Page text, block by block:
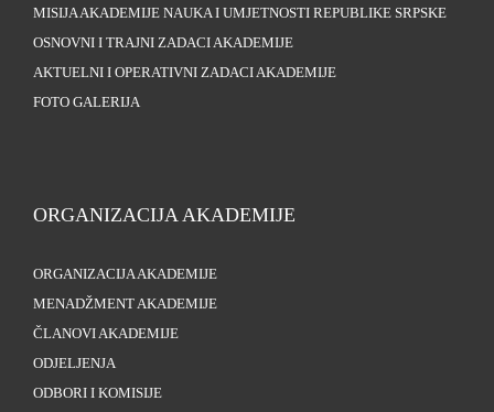
MISIJA AKADEMIJE NAUKA I UMJETNOSTI REPUBLIKE SRPSKE
OSNOVNI I TRAJNI ZADACI AKADEMIJE
AKTUELNI I OPERATIVNI ZADACI AKADEMIJE
FOTO GALERIJA
ORGANIZACIJA AKADEMIJE
ORGANIZACIJA AKADEMIJE
MENADŽMENT AKADEMIJE
ČLANOVI AKADEMIJE
ODJELJENJA
ODBORI I KOMISIJE